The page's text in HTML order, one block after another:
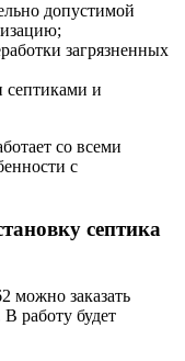
допустимой
загрязненных
септиками и
со всеми
с
септика
заказать
работу будет